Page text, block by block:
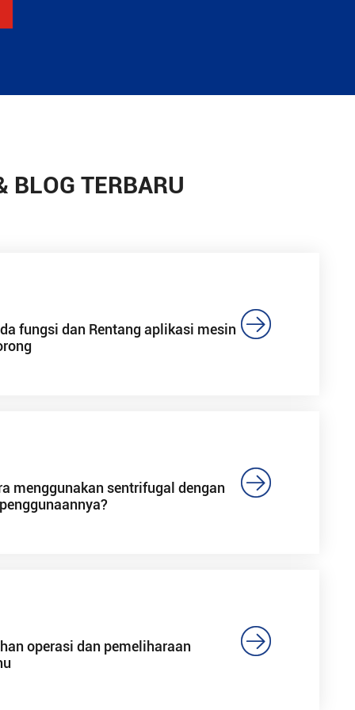
BLOG TERBARU
fungsi dan Rentang aplikasi mesin 
menggunakan sentrifugal dengan

operasi dan pemeliharaan
